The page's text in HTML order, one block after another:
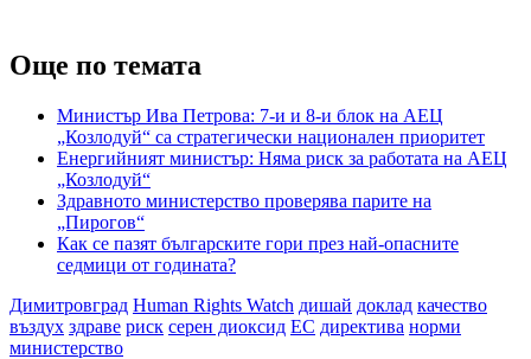
Още по темата
Министър Ива Петрова: 7-и и 8-и блок на АЕЦ
„Козлодуй“ са стратегически национален приоритет
Енергийният министър: Няма риск за работата на АЕЦ
„Козлодуй“
Здравното министерство проверява парите на
„Пирогов“
Как се пазят българските гори през най-опасните
седмици от годината?
Димитровград Human Rights Watch дишай доклад качество
въздух здраве риск серен диоксид ЕС директива норми
министерство